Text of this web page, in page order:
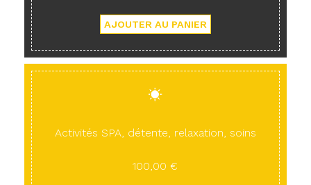
Activités SPA, détente, relaxation, soins
100,00 €